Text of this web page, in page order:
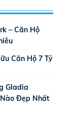
– Căn Hộ
Căn Hộ 7 Tỷ
Gladia
Đẹp Nhất